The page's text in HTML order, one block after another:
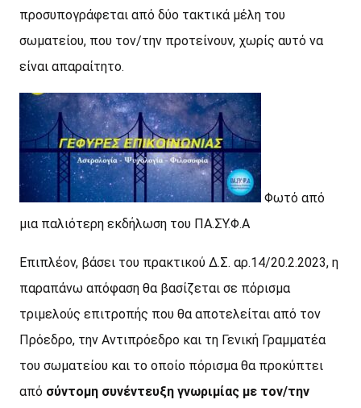
προσυπογράφεται από δύο τακτικά μέλη του
σωματείου, που τον/την προτείνουν, χωρίς αυτό να
είναι απαραίτητο.
Φωτό από
μια παλιότερη εκδήλωση του ΠΑ.ΣΥ.Φ.Α
Επιπλέον, βάσει του πρακτικού Δ.Σ. αρ.14/20.2.2023, η
παραπάνω απόφαση θα βασίζεται σε πόρισμα
τριμελούς επιτροπής που θα αποτελείται από τον
Πρόεδρο, την Αντιπρόεδρο και τη Γενική Γραμματέα
του σωματείου και το οποίο πόρισμα θα προκύπτει
από σύντομη συνέντευξη γνωριμίας με τον/την